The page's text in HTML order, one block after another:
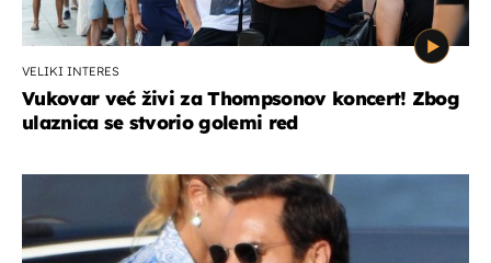
VELIKI INTERES
Vukovar već živi za Thompsonov koncert! Zbog
ulaznica se stvorio golemi red